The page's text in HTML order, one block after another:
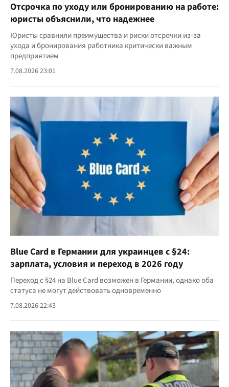
Отсрочка по уходу или бронированию на работе:
юристы объяснили, что надежнее
Юристы сравнили преимущества и риски отсрочки из-за
ухода и бронирования работника критически важным
предприятием
7.08.2026 23:01
Blue Card в Германии для украинцев с §24:
зарплата, условия и переход в 2026 году
Переход с §24 на Blue Card возможен в Германии, однако оба
статуса не могут действовать одновременно
7.08.2026 22:43